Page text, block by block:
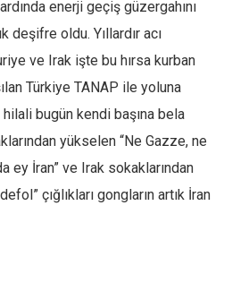
enerji geçiş güzergahını
deşifre oldu. Yıllardır acı
ve Irak işte bu hırsa kurban
Türkiye TANAP ile yoluna
hilali bugün kendi başına bela
yükselen “Ne Gazze, ne
ey İran” ve Irak sokaklarından
çığlıkları gongların artık İran